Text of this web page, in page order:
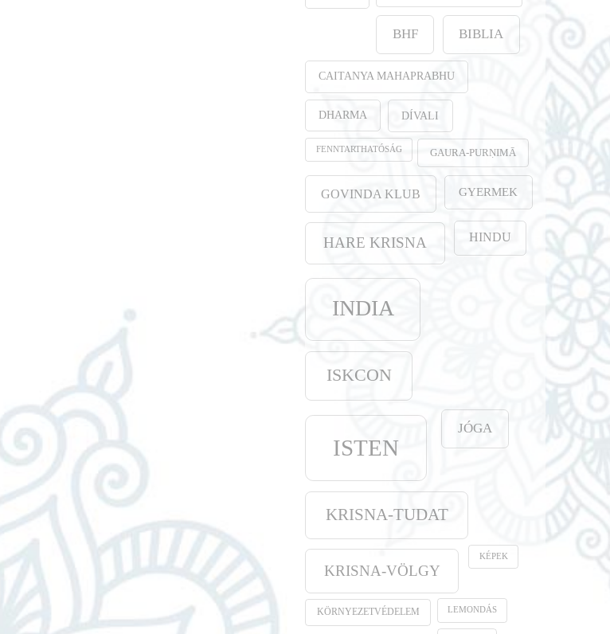
BHF BIBLIA
CAITANYA MAHAPRABHU
DHARMA DÍVALI
FENNTARTHATÓSÁG GAURA-PURṆIMĀ
GOVINDA KLUB GYERMEK
HARE KRISNA HINDU
INDIA
ISKCON
ISTEN
JÓGA
KRISNA-TUDAT
KRISNA-VÖLGY
KÉPEK
KÖRNYEZETVÉDELEM LEMONDÁS